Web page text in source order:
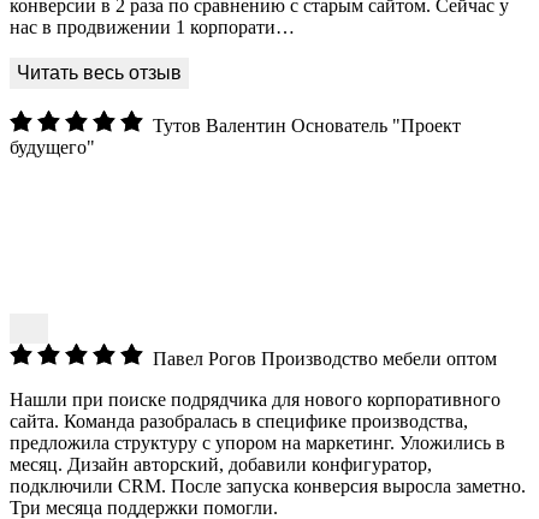
конверсии в 2 раза по сравнению с старым сайтом. Сейчас у
нас в продвижении 1 корпорати…
Тутов Валентин Основатель "Проект
будущего"
Павел Рогов Производство мебели оптом
Нашли при поиске подрядчика для нового корпоративного
сайта. Команда разобралась в специфике производства,
предложила структуру с упором на маркетинг. Уложились в
месяц. Дизайн авторский, добавили конфигуратор,
подключили CRM. После запуска конверсия выросла заметно.
Три месяца поддержки помогли.